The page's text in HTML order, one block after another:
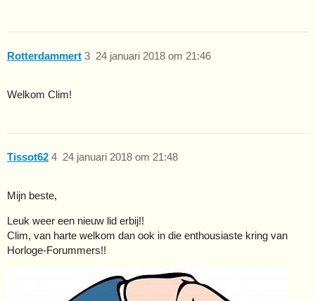
Rotterdammert 24 januari 2018 om 21:46
3
Welkom Clim!
Tissot62 24 januari 2018 om 21:48
4
Mijn beste,
Leuk weer een nieuw lid erbij!!
Clim, van harte welkom dan ook in die enthousiaste kring van
Horloge-Forummers!!